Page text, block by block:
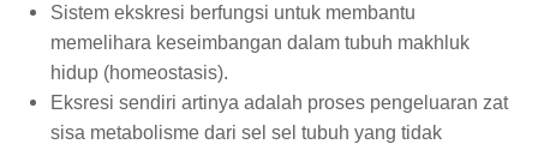
Sistem ekskresi berfungsi untuk membantu
memelihara keseimbangan dalam tubuh makhluk
hidup (homeostasis).
Eksresi sendiri artinya adalah proses pengeluaran zat
sisa metabolisme dari sel sel tubuh yang tidak